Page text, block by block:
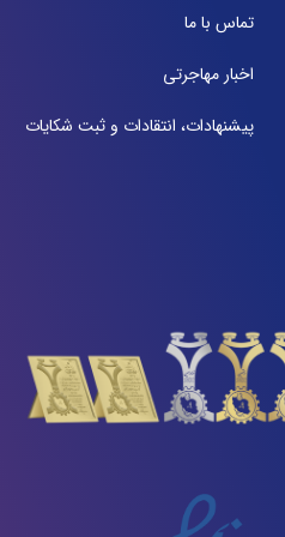
تماس با ما
اخبار مهاجرتی
پیشنهادات، انتقادات و ثبت شکایات